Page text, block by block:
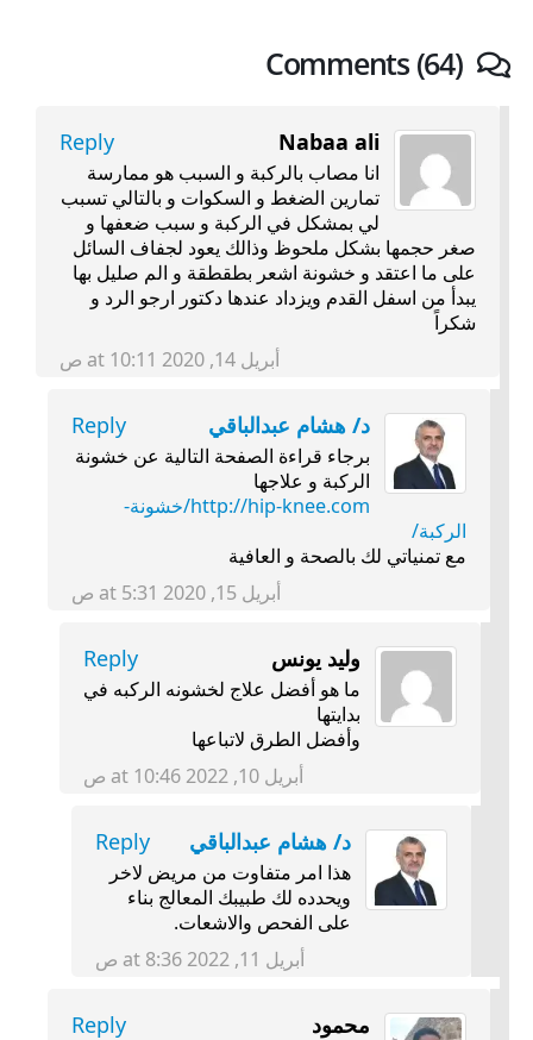
Comments (64)
Nabaa ali
Reply
انا مصاب بالركبة و السبب هو ممارسة
تمارين الضغط و السكوات و بالتالي تسبب
لي بمشكل في الركبة و سبب ضعفها و
صغر حجمها بشكل ملحوظ وذالك يعود لجفاف السائل
على ما اعتقد و خشونة اشعر بطقطقة و الم صليل بها
يبدأ من اسفل القدم ويزداد عندها دكتور ارجو الرد و
شكراً
أبريل 14, 2020 at 10:11 ص
د/ هشام عبدالباقي Reply
برجاء قراءة الصفحة التالية عن خشونة
الركبة و علاجها
http://hip-knee.com/خشونة-
الركبة/
مع تمنياتي لك بالصحة و العافية
أبريل 15, 2020 at 5:31 ص
وليد يونس Reply
ما هو أفضل علاج لخشونه الركبه في
بدايتها
وأفضل الطرق لاتباعها
أبريل 10, 2022 at 10:46 ص
د/ هشام عبدالباقي Reply
هذا امر متفاوت من مريض لاخر
ويحدده لك طبيبك المعالج بناء
على الفحص والاشعات.
أبريل 11, 2022 at 8:36 ص
محمود Reply